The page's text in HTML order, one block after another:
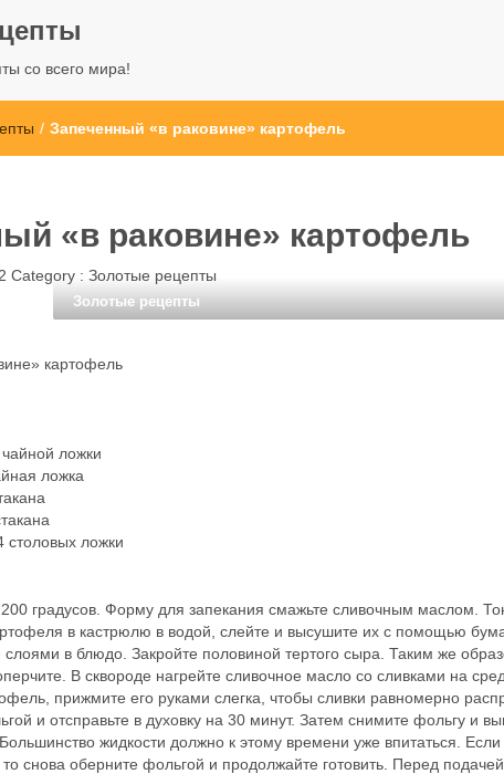
со всего мира!
/ Запеченный «в раковине» картофель
«в раковине» картофель
Category : Золотые рецепты
Золотые рецепты
картофель
ложки
ложка
ложки
200 градусов. Форму для запекания смажьте сливочным маслом.
в кастрюлю в водой, слейте и высушите их с помощью
в блюдо. Закройте половиной тертого сыра. Таким же
В сквороде нагрейте сливочное масло со сливками на
прижмите его руками слегка, чтобы сливки равномерно
и отсправьте в духовку на 30 минут. Затем снимите фольгу и
жидкости должно к этому времени уже впитаться.
снова оберните фольгой и продолжайте готовить. Перед